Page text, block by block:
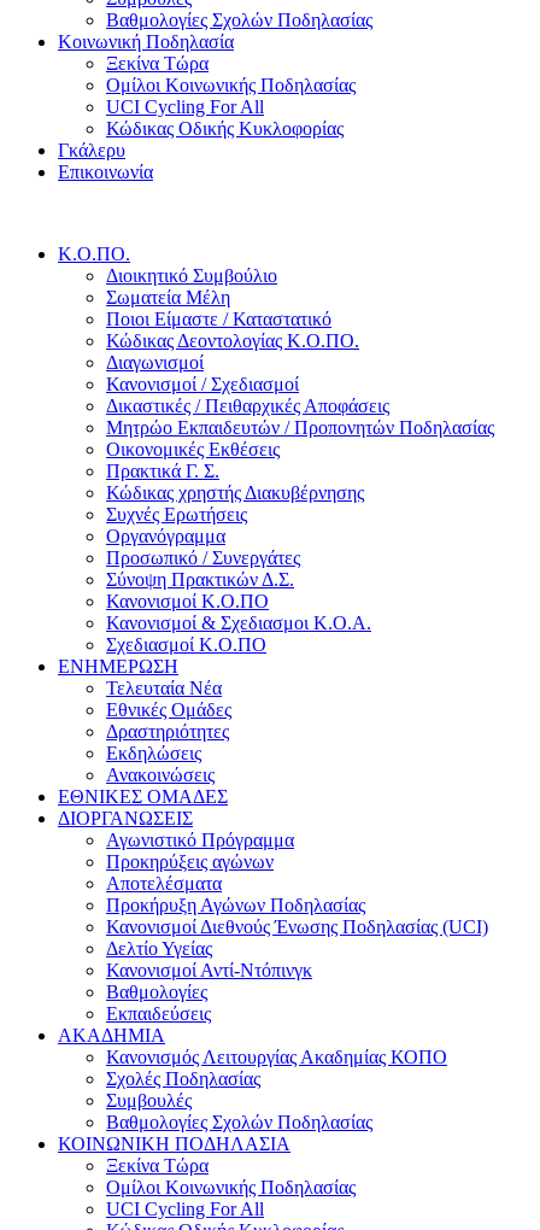
Βαθμολογίες Σχολών Ποδηλασίας
Κοινωνική Ποδηλασία
Ξεκίνα Τώρα
Ομίλοι Κοινωνικής Ποδηλασίας
UCI Cycling For All
Κώδικας Οδικής Κυκλοφορίας
Γκάλερυ
Επικοινωνία
Κ.Ο.ΠΟ.
Διοικητικό Συμβούλιο
Σωματεία Μέλη
Ποιοι Είμαστε / Καταστατικό
Κώδικας Δεοντολογίας Κ.Ο.ΠΟ.
Διαγωνισμοί
Κανονισμοί / Σχεδιασμοί
Δικαστικές / Πειθαρχικές Αποφάσεις
Μητρώο Εκπαιδευτών / Προπονητών Ποδηλασίας
Οικονομικές Εκθέσεις
Πρακτικά Γ. Σ.
Κώδικας χρηστής Διακυβέρνησης
Συχνές Ερωτήσεις
Οργανόγραμμα
Προσωπικό / Συνεργάτες
Σύνοψη Πρακτικών Δ.Σ.
Κανονισμοί Κ.Ο.ΠΟ
Κανονισμοί & Σχεδιασμοι Κ.Ο.Α.
Σχεδιασμοί Κ.Ο.ΠΟ
ΕΝΗΜΕΡΩΣΗ
Τελευταία Νέα
Εθνικές Ομάδες
Δραστηριότητες
Εκδηλώσεις
Ανακοινώσεις
ΕΘΝΙΚΕΣ ΟΜΑΔΕΣ
ΔΙΟΡΓΑΝΩΣΕΙΣ
Αγωνιστικό Πρόγραμμα
Προκηρύξεις αγώνων
Αποτελέσματα
Προκήρυξη Αγώνων Ποδηλασίας
Κανονισμοί Διεθνούς Ένωσης Ποδηλασίας (UCI)
Δελτίο Υγείας
Κανονισμοί Αντί-Ντόπινγκ
Βαθμολογίες
Εκπαιδεύσεις
ΑΚΑΔΗΜΙΑ
Κανονισμός Λειτουργίας Ακαδημίας ΚΟΠΟ
Σχολές Ποδηλασίας
Συμβουλές
Βαθμολογίες Σχολών Ποδηλασίας
ΚΟΙΝΩΝΙΚΗ ΠΟΔΗΛΑΣΙΑ
Ξεκίνα Τώρα
Ομίλοι Κοινωνικής Ποδηλασίας
UCI Cycling For All